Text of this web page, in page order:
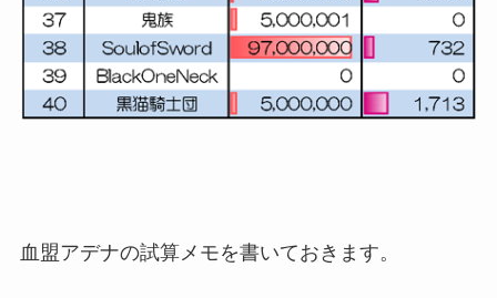
血盟アデナの試算メモを書いておきます。